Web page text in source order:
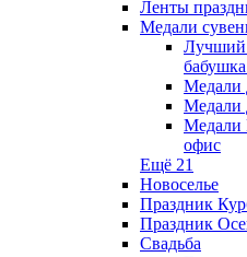
Ленты
Медали
Лучший
Медали
Медали
Медали
офис
Ещё 21
Новоселье
Праздник
Праздник
Свадьба